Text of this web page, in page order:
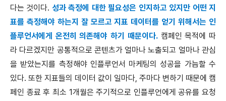
다는 것이다. 성과 측정에 대한 필요성은 인지하고 있지만 어떤 지
표를 측정해야 하는지 잘 모르고 지표 데이터를 얻기 위해서는 인
플루언서에게 온전히 의존해야 하기 때문이다. 캠페인 목적에 따
라 다르겠지만 공통적으로 콘텐츠가 얼마나 노출되고 얼마나 관심
을 받았는지를 측정해야 인플루언서 마케팅의 성공을 가늠할 수
있다. 또한 지표들의 데이터 값이 일마다, 주마다 변하기 때문에 캠
페인 종료 후 최소 1개월은 주기적으로 인플루언에게 공유를 요청